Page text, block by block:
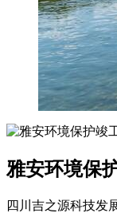
雅安环境保
四川吉之源科技发